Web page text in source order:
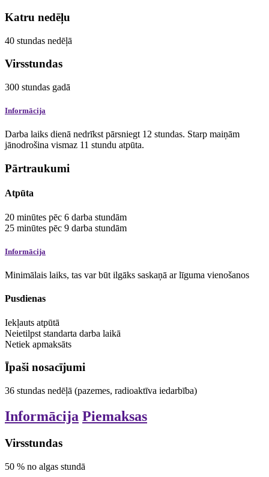
Katru nedēļu
40 stundas nedēļā
Virsstundas
300 stundas gadā
Informācija
Darba laiks dienā nedrīkst pārsniegt 12 stundas. Starp maiņām
jānodrošina vismaz 11 stundu atpūta.
Pārtraukumi
Atpūta
20 minūtes pēc 6 darba stundām
25 minūtes pēc 9 darba stundām
Informācija
Minimālais laiks, tas var būt ilgāks saskaņā ar līguma vienošanos
Pusdienas
Iekļauts atpūtā
Neietilpst standarta darba laikā
Netiek apmaksāts
Īpaši nosacījumi
36 stundas nedēļā (pazemes, radioaktīva iedarbība)
Informācija Piemaksas
Virsstundas
50 % no algas stundā